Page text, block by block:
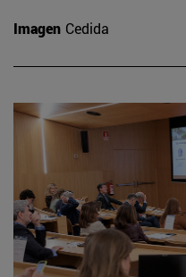
Imagen Cedida